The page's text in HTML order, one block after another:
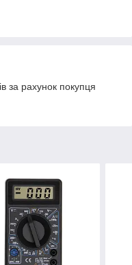
за рахунок покупця